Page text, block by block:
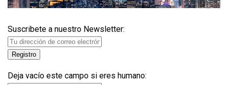
Suscribete a nuestro Newsletter:
Deja vacío este campo si eres humano: